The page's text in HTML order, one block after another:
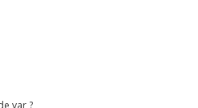
var ?